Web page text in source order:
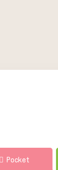
Pocket